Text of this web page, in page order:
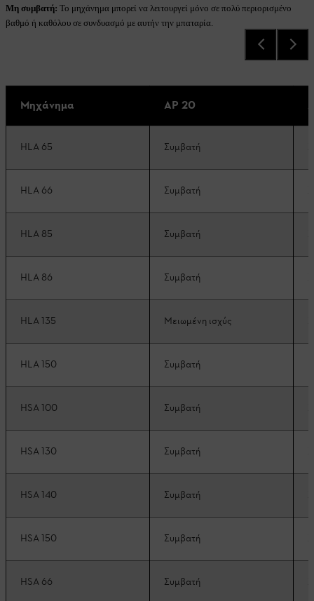
Μη συμβατή: Το μηχάνημα μπορεί να λειτουργεί μόνο σε πολύ περιορισμένο
βαθμό ή καθόλου σε συνδυασμό με αυτήν την μπαταρία.
Μηχάνημα AP 20
HLA 65 Συμβατή
HLA 66 Συμβατή
HLA 85 Συμβατή
HLA 86 Συμβατή
HLA 135 Μειωμένη ισχύς
HLA 150 Συμβατή
HSA 100 Συμβατή
HSA 130 Συμβατή
HSA 140 Συμβατή
HSA 150 Συμβατή
HSA 66 Συμβατή